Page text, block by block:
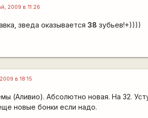
2009 в 11:26
зведа оказывается38 зубьев!+))))
в 18:15
(Аливио). Абсолютно новая. На 32.
новые бонки если надо.